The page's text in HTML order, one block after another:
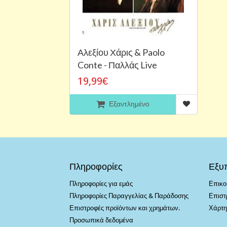
Αλεξίου Χάρις & Paolo
Conte - Παλλάς Live
19,99€
Εξαντλημένο
Πληροφορίες
Πληροφορίες για εμάς
Πληροφορίες Παραγγελίας & Παράδοσης
Επιστροφές προϊόντων και χρημάτων.
Προσωπικά δεδομένα